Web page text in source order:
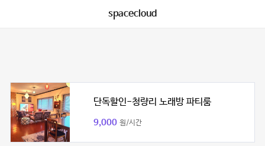
spacecloud
단독할인-청량리 노래방 파티룸
9,000 원/시간